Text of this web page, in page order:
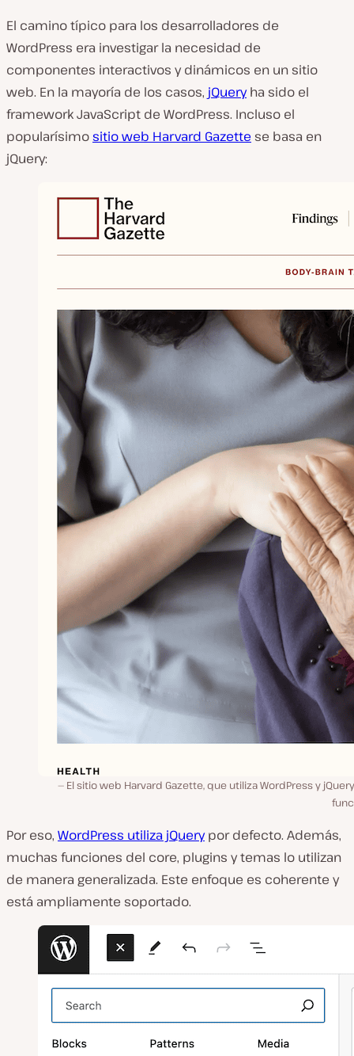
El camino típico para los desarrolladores de
WordPress era investigar la necesidad de
componentes interactivos y dinámicos en un sitio
web. En la mayoría de los casos, jQueryha sido el
framework JavaScript de WordPress. Incluso el
popularísimositio web Harvard Gazette se basa en
jQuery:
El sitio web Harvard Gazette, que utiliza WordPress y
Por eso, WordPress utiliza jQuerypor defecto. Además,
muchas funciones del core, plugins y temas lo utilizan
de manera generalizada. Este enfoque es coherente y
está ampliamente soportado.